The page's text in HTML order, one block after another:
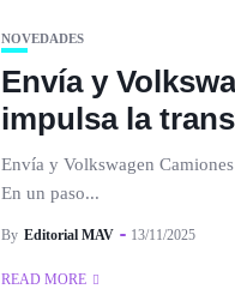
NOVEDADES
Envía y
impulsa la
Envía y Volkswagen
En un paso...
By Editorial MAV 13/11/2025
READ MORE